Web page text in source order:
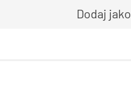
Dodaj jako